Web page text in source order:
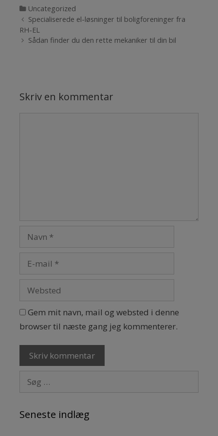
Kategorier
Uncategorized
Indlægsnavigation
Specialiserede el-løsninger til boligforeninger fra
RH-EL
Sådan finder du den rette mekaniker til din bil
Skriv en kommentar
Gem mit navn, mail og websted i denne
browser til næste gang jeg kommenterer.
Søg efter:
Seneste indlæg